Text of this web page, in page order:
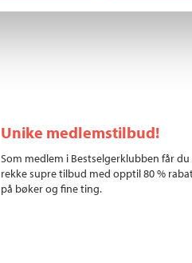
Unike medlemstilbud!
Som medlem i Bestselgerklubben får du
rekke supre tilbud med opptil 80 %
på bøker og fine ting.